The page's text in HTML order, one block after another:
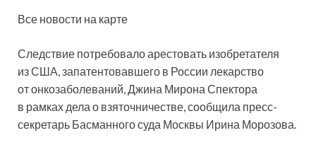
Все новости на карте
Следствие потребовало арестовать изобретателя
из США, запатентовавшего в России лекарство
от онкозаболеваний, Джина Мирона Спектора
в рамках дела о взяточничестве, сообщила пресс-
секретарь Басманного суда Москвы Ирина Морозова.